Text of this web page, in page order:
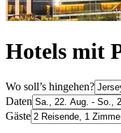
Hotels mit
Wo soll’s hingehen?
Daten
Gäste